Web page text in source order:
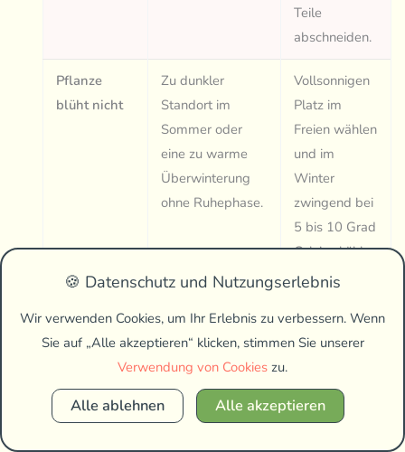
🍪 Datenschutz und Nutzungserlebnis
Wir verwenden Cookies, um Ihr Erlebnis zu verbessern. Wenn
Sie auf „Alle akzeptieren“ klicken, stimmen Sie unserer
Verwendung von Cookies zu.
Alle ablehnen Alle akzeptieren
Teile
abschneiden.
Pflanze
blüht nicht
Zu dunkler
Standort im
Sommer oder
eine zu warme
Überwinterung
ohne Ruhephase.
Vollsonnigen
Platz im
Freien wählen
und im
Winter
zwingend bei
5 bis 10 Grad
Celsius kühl
stellen.
Schildläuse
im Winter
Zu warme und
trockene
Heizungsluft
schwächt die
Pflanze im
Schädlinge
feucht
Pflanze kühler
stellen und